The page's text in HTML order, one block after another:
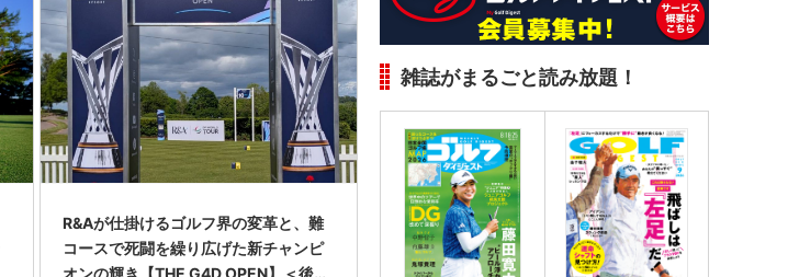
R&Aが仕掛けるゴルフ界の変革と、難
コースで死闘を繰り広げた新チャンピ
雑誌がまるごと読み放題！